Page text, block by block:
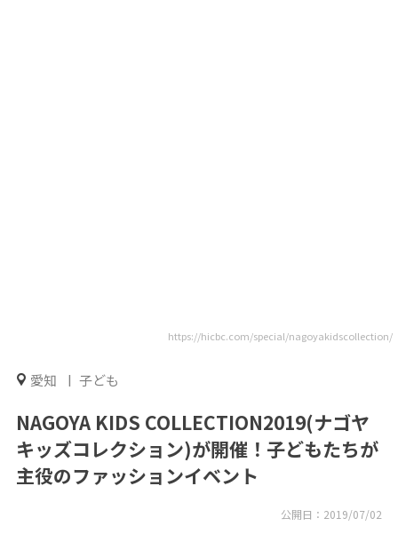
https://hicbc.com/special/nagoyakidscollection/
愛知 子ども
NAGOYA KIDS COLLECTION2019(ナゴヤ
キッズコレクション)が開催！子どもたちが
主役のファッションイベント
公開日： 2019/07/02